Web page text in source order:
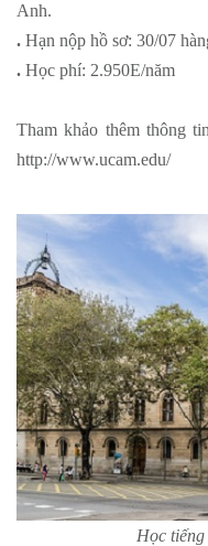
Anh.
. Hạn nộp hồ sơ: 30/07
. Học phí: 2.950E/năm
Tham khảo thêm thông
http://www.ucam.edu/
Học